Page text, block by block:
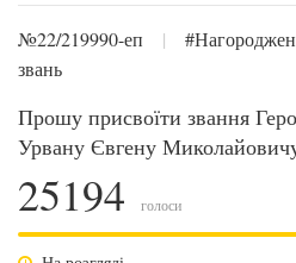
№22/219990-еп |
звань
Прошу присвоїти звання
Урвану Євгену
25194 голоси